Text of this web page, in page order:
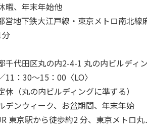
暇、年末年始他
営地下鉄大江戸線・東京メトロ南北線
千代田区丸の内2-4-1 丸の内ビルディ
：30～15：00〈LO〉
（丸の内ビルディングに準ずる）
デンウィーク、お盆期間、年末年始
東京駅から徒歩約2 分、東京メトロ